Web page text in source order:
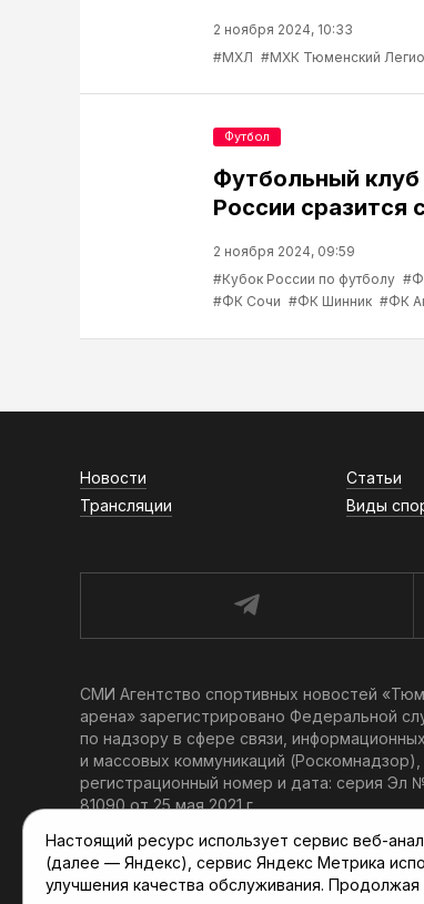
2 ноября 2024, 10:33
#МХЛ #МХК Тюменский
Футбольный
России сразится
2 ноября 2024, 09:59
#Кубок России по футболу
#ФК Сочи #ФК Шинник #ФК
Футбол
Новости Статьи
Трансляции
Виды
СМИ Агентство спортивных новостей
арена» зарегистрировано Федеральной
по надзору в сфере связи,
и массовых коммуникаций (Роскомнадзор),
регистрационный номер и дата: серия Эл
81090 от 25 мая 2021 г.
Главный редактор: Мартынов В. В.
При использовании материалов ссылка
Настоящий ресурс использует сервис веб-
(далее — Яндекс), сервис Яндекс Метрика
улучшения качества обслуживания.